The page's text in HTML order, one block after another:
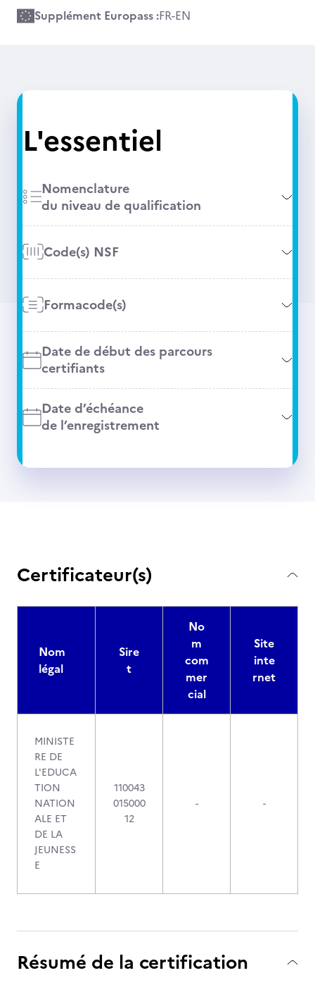
Supplément Europass :FR-EN
L'essentiel
Nomenclature
du niveau de qualification
Code(s) NSF
Formacode(s)
Date de début des parcours
certifiants
Date d’échéance
de l’enregistrement
Certificateur(s)
Nom
légal
Sire
t
No
m
com
mer
cial
Site
inte
rnet
MINISTE
RE DE
L'EDUCA
TION
NATION
ALE ET
DE LA
JEUNESS
E
110043
015000
12
- -
Résumé de la certification